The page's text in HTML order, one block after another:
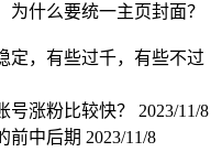
什么要统一主页封面？
定，有些过千，有些不过
号涨粉比较快？ 2023/11/8
前中后期 2023/11/8